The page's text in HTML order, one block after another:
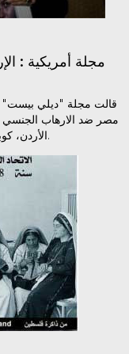
مجلة أمريكية :
قالت مجلة "ديلي بيست"
مصر ضد الارهاب
الأردن، كوبنهاجن، ملبورن، واشنطن، ولندن.